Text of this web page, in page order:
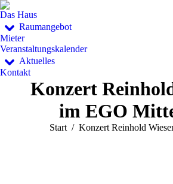
Das Haus
Raumangebot
Mieter
Veranstaltungskalender
Aktuelles
Kontakt
Konzert
im EGO
Sie befinden sich hier:
Start Konzert Reinhold